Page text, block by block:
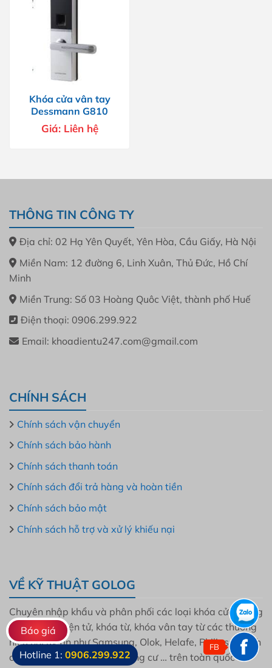
Khóa cửa vân tay
Dessmann G810
Giá: Liên hệ
THÔNG TIN CÔNG TY
Địa chỉ: 02 Hạ Yên Quyết, Yên Hòa, Cầu Giấy, Hà Nội
Miền Nam: 12 đường 6, Linh Xuân, Thủ Đức, Hồ Chí
Minh
Miền Trung: Số 03 Hoàng Quôc Việt, thành phố Huế
Điện thoại: 0906.299.922
Email: khoadientu247.com@gmail.com
CHÍNH SÁCH
Chính sách vận chuyển
Chính sách bảo hành
Chính sách thanh toán
Chính sách đổi trả hàng và hoàn tiền
Chính sách bảo mật
Chính sách hỗ trợ và xử lý khiếu nại
VỀ KỸ THUẬT GOLOG
Chuyên nhập khẩu và phân phối các loại khóa cửa thông
minh, khóa điện tử, khóa từ, khóa vân tay từ các thương
hiệu nổi uy tín như Samsung, Olok, Helafe, Philips, Bosch
cho mọi gia đình, dự án, chung cư … trên toàn quốc
Báo giá
Hotline 1: 0906.299.922
FB